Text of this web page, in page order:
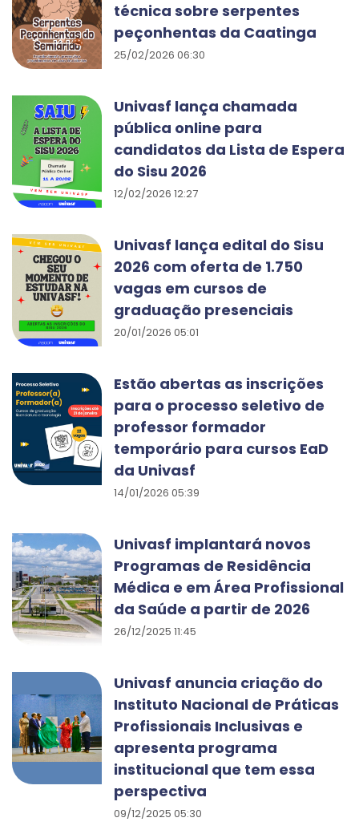
técnica sobre serpentes
peçonhentas da Caatinga
25/02/2026 06:30
Univasf lança chamada
pública online para
candidatos da Lista de Espera
do Sisu 2026
12/02/2026 12:27
Univasf lança edital do Sisu
2026 com oferta de 1.750
vagas em cursos de
graduação presenciais
20/01/2026 05:01
Estão abertas as inscrições
para o processo seletivo de
professor formador
temporário para cursos EaD
da Univasf
14/01/2026 05:39
Univasf implantará novos
Programas de Residência
Médica e em Área Profissional
da Saúde a partir de 2026
26/12/2025 11:45
Univasf anuncia criação do
Instituto Nacional de Práticas
Profissionais Inclusivas e
apresenta programa
institucional que tem essa
perspectiva
09/12/2025 05:30